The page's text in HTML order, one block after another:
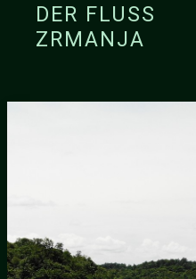
DER FLUSS
ZRMANJA